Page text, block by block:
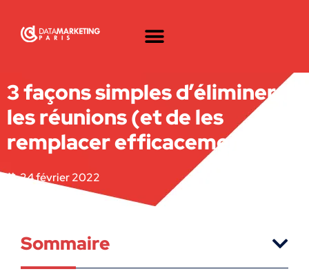
3 façons simples d’éliminer
les réunions (et de les
remplacer efficacement)
24 février 2022
Sommaire